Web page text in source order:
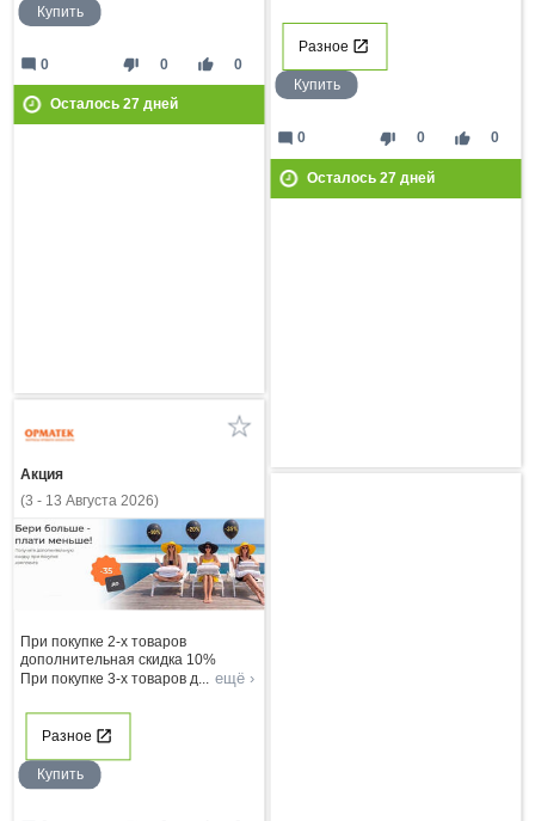
Купить
thumb_down 0 thumb_up 0
mode_comment 0
Осталось 27дней
Разное
Купить
thumb_down 0 thumb_up 0
mode_comment 0
Осталось 27дней
Акция
(3 - 13 Августа 2026)
При покупке 2-х товаров
дополнительная скидка 10%
При покупке 3-х товаров д... ещё ›
Разное
Купить